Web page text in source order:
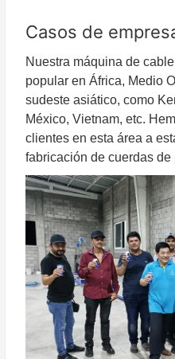
Casos de
Nuestra máquina de
popular en África, Medio
sudeste asiático, como
México, Vietnam, etc.
clientes en esta área a
fabricación de cuerdas